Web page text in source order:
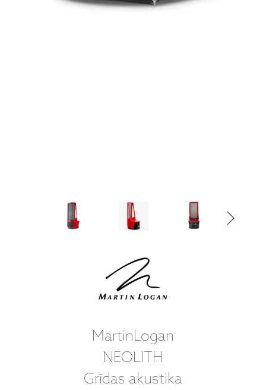
MartinLogan
NEOLITH
Grīdas akustika